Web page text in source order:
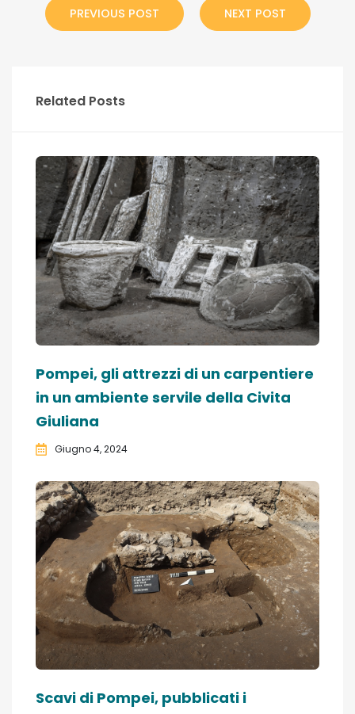
PREVIOUS POST NEXT POST
Related Posts
Pompei, gli attrezzi di un carpentiere
in un ambiente servile della Civita
Giuliana
Giugno 4, 2024
Scavi di Pompei, pubblicati i